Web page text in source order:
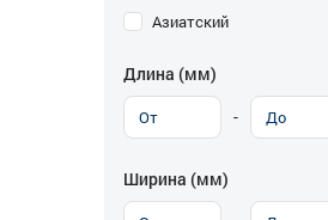
Азиатский
Длина (мм)
-
Ширина (мм)